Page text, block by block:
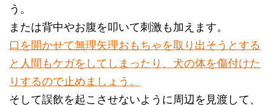
う。
または背中やお腹を叩いて刺激も加えます。
口を開かせて無理矢理おもちゃを取り出そうとする
と人間もケガをしてしまったり、犬の体を傷付けた
りするので止めましょう。
そして誤飲を起こさせないように周辺を見渡して、